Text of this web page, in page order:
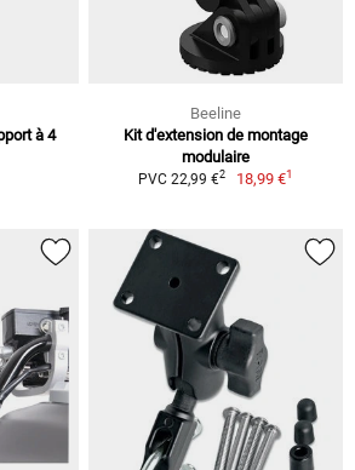
à 4
Beeline
Kit d'extension de montage
modulaire
PVC 22,99 €2 18,99 €1